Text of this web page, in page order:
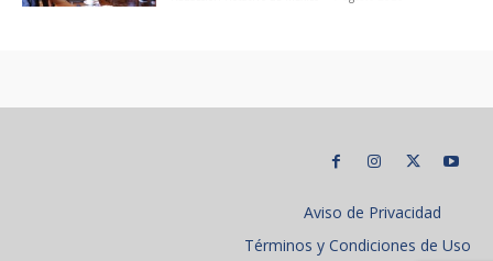
Aviso de Privacidad
Términos y Condiciones de Uso